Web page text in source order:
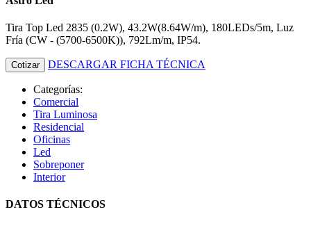
Tira Top Led 2835 (0.2W), 43.2W(8.64W/m), 180LEDs/5m, Luz
Fría (CW - (5700-6500K)), 792Lm/m, IP54.
Cotizar DESCARGAR FICHA TÉCNICA
Categorías:
Comercial
Tira Luminosa
Residencial
Oficinas
Led
Sobreponer
Interior
DATOS TÉCNICOS